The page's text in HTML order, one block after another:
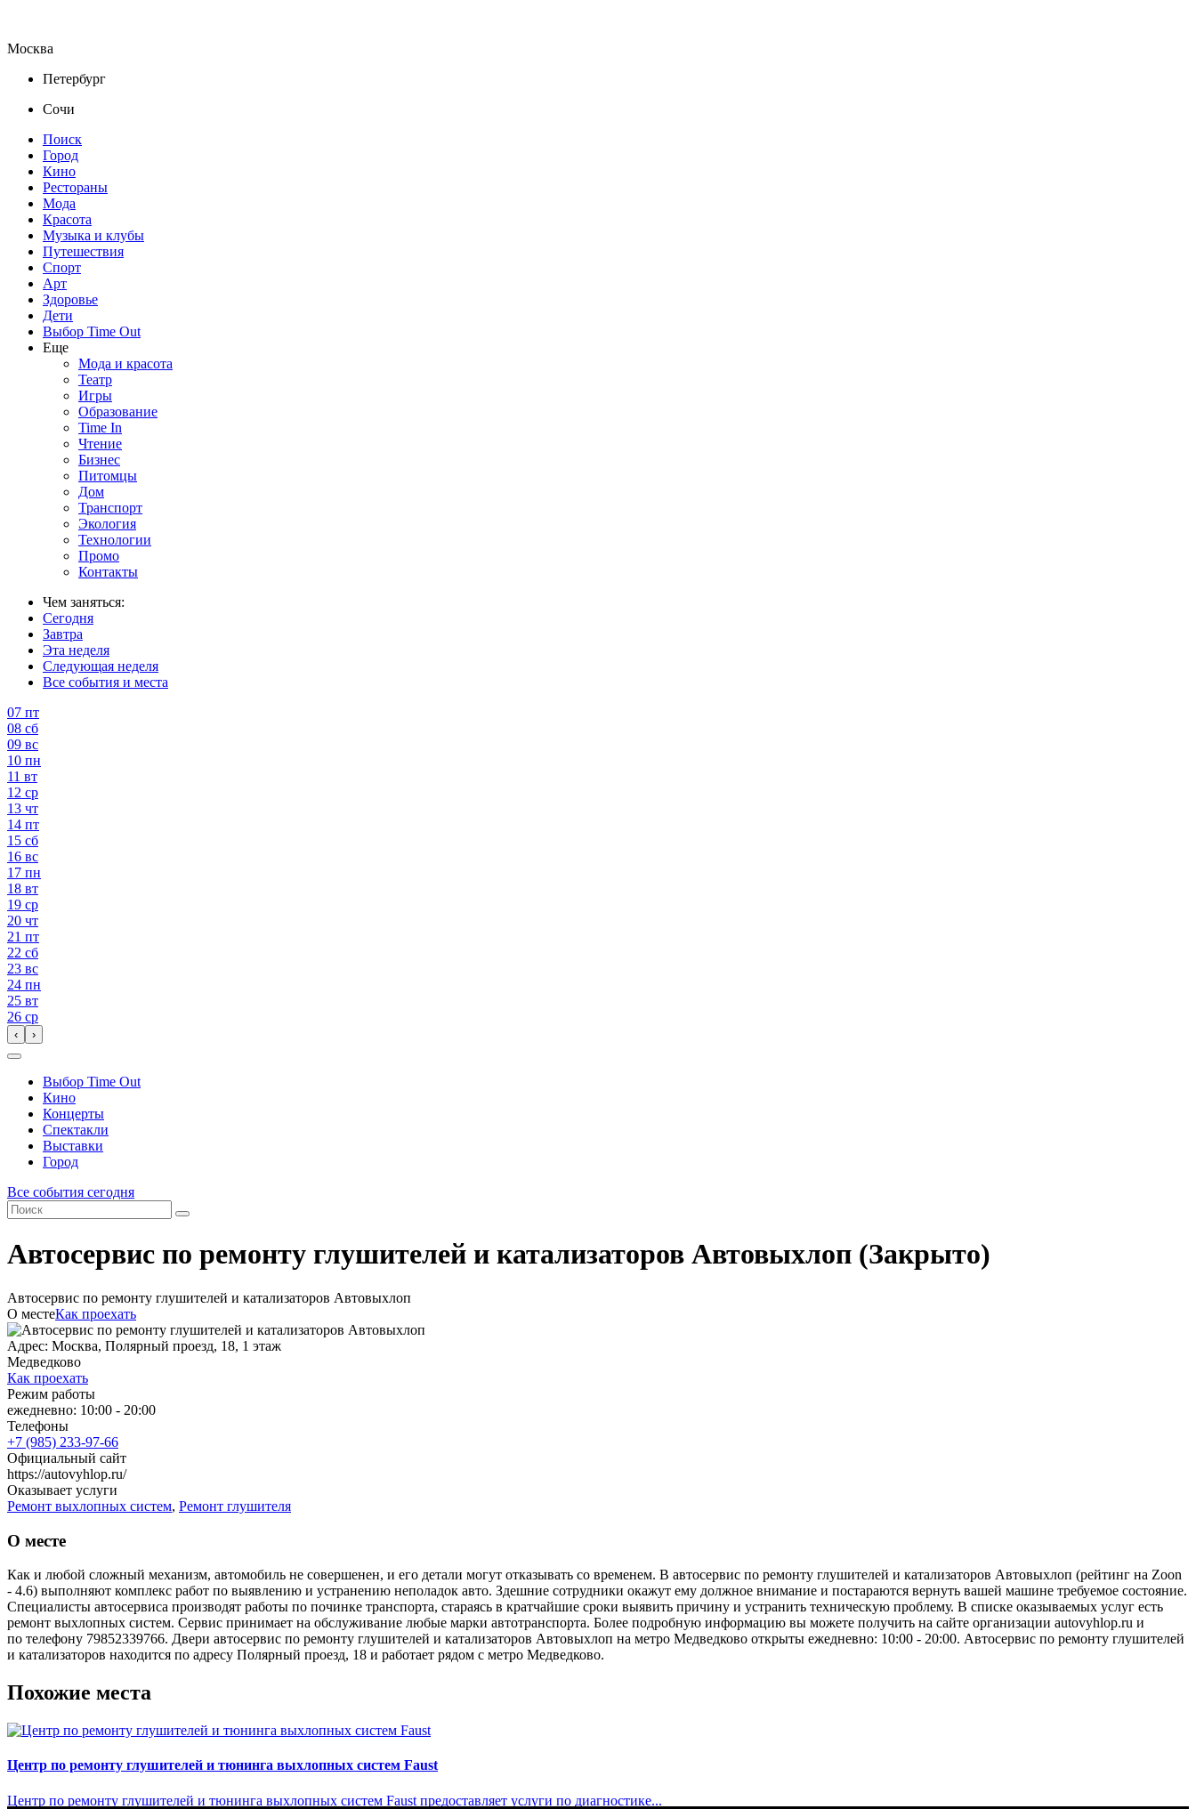
Москва
Петербург
Сочи
Поиск
Город
Кино
Рестораны
Мода
Красота
Музыка и клубы
Путешествия
Спорт
Арт
Здоровье
Дети
Выбор Time Out
Еще
Мода и красота
Театр
Игры
Образование
Time In
Чтение
Бизнес
Питомцы
Дом
Транспорт
Экология
Технологии
Промо
Контакты
Чем заняться:
Сегодня
Завтра
Эта неделя
Следующая неделя
Все события и места
07 пт
08 сб
09 вс
10 пн
11 вт
12 ср
13 чт
14 пт
15 сб
16 вс
17 пн
18 вт
19 ср
20 чт
21 пт
22 сб
23 вс
24 пн
25 вт
26 ср
‹ ›
Выбор Time Out
Кино
Концерты
Спектакли
Выставки
Город
Все события сегодня
Автосервис по ремонту глушителей и катализаторов Автовыхлоп (Закрыто)
Автосервис по ремонту глушителей и катализаторов Автовыхлоп
О местеКак проехать
Адрес: Москва, Полярный проезд, 18, 1 этаж
Медведково
Как проехать
Режим работы
ежедневно: 10:00 - 20:00
Телефоны
+7 (985) 233-97-66
Официальный сайт
https://autovyhlop.ru/
Оказывает услуги
Ремонт выхлопных систем, Ремонт глушителя
О месте
Как и любой сложный механизм, автомобиль не совершенен, и его детали могут отказывать со временем. В автосервис по ремонту глушителей и катализаторов Автовыхлоп (рейтинг на Zoon
- 4.6) выполняют комплекс работ по выявлению и устранению неполадок авто. Здешние сотрудники окажут ему должное внимание и постараются вернуть вашей машине требуемое состояние.
Специалисты автосервиса производят работы по починке транспорта, стараясь в кратчайшие сроки выявить причину и устранить техническую проблему. В списке оказываемых услуг есть
ремонт выхлопных систем. Сервис принимает на обслуживание любые марки автотранспорта. Более подробную информацию вы можете получить на сайте организации autovyhlop.ru и
по телефону 79852339766. Двери автосервис по ремонту глушителей и катализаторов Автовыхлоп на метро Медведково открыты ежедневно: 10:00 - 20:00. Автосервис по ремонту глушителей
и катализаторов находится по адресу Полярный проезд, 18 и работает рядом с метро Медведково.
Похожие места
Центр по ремонту глушителей и тюнинга выхлопных систем Faust
Центр по ремонту глушителей и тюнинга выхлопных систем Faust предоставляет услуги по диагностике...